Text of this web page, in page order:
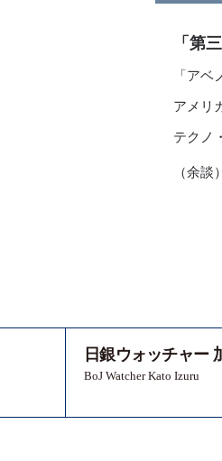
「第
「ア
アメリ
テクノ
（余
日銀ウォッチャー
BoJ Watcher Kato Izuru